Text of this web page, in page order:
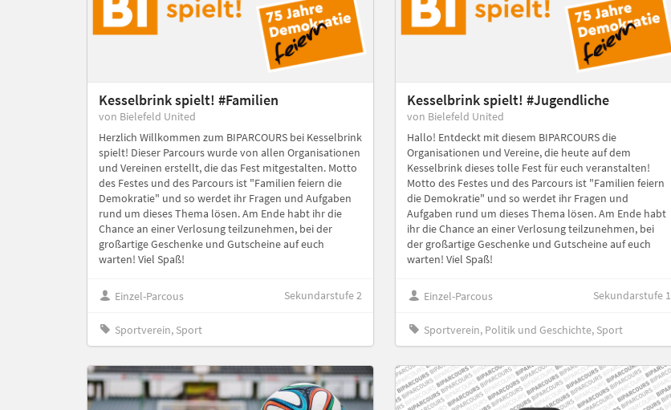
Kesselbrink spielt! #Familien
von Bielefeld United
Herzlich Willkommen zum BIPARCOURS bei Kesselbrink
spielt! Dieser Parcours wurde von allen Organisationen
und Vereinen erstellt, die das Fest mitgestalten. Motto
des Festes und des Parcours ist "Familien feiern die
Demokratie" und so werdet ihr Fragen und Aufgaben
rund um dieses Thema lösen. Am Ende habt ihr die
Chance an einer Verlosung teilzunehmen, bei der
großartige Geschenke und Gutscheine auf euch
warten! Viel Spaß!
Einzel-Parcous Sekundarstufe 2
Sportverein, Sport
Kesselbrink spielt! #Jugendliche
von Bielefeld United
Hallo! Entdeckt mit diesem BIPARCOURS die
Organisationen und Vereine, die heute auf dem
Kesselbrink dieses tolle Fest für euch veranstalten!
Motto des Festes und des Parcours ist "Familien feiern
die Demokratie" und so werdet ihr Fragen und
Aufgaben rund um dieses Thema lösen. Am Ende habt
ihr die Chance an einer Verlosung teilzunehmen, bei
der großartige Geschenke und Gutscheine auf euch
warten! Viel Spaß!
Einzel-Parcous Sekundarstufe 1
Sportverein, Politik und Geschichte, Sport